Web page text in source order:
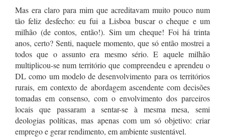
Mas era claro para mim que acreditavam muito pouco num
tão feliz desfecho: eu fui a Lisboa buscar o cheque e um
milhão (de contos, então!). Sim um cheque! Foi há trinta
anos, certo? Senti, naquele momento, que só então mostrei a
todos que o assunto era mesmo sério. E aquele milhão
multiplicou-se num território que compreendeu e aprendeu o
DL como um modelo de desenvolvimento para os territórios
rurais, em contexto de abordagem ascendente com decisões
tomadas em consenso, com o envolvimento dos parceiros
locais que passaram a sentar-se à mesma mesa, semi
deologias políticas, mas apenas com um só objetivo: criar
emprego e gerar rendimento, em ambiente sustentável.